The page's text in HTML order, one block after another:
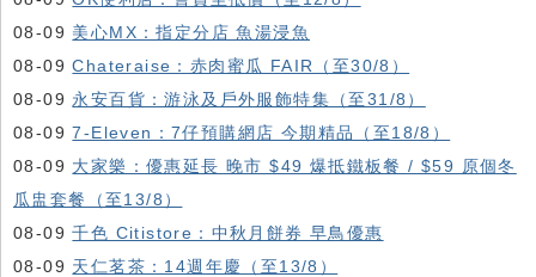
08-09 美心MX：指定分店 魚湯浸魚
08-09Chateraise：赤肉蜜瓜 FAIR（至30/8）
08-09 永安百貨：游泳及戶外服飾特集（至31/8）
08-097-Eleven：7仔預購網店 今期精品（至18/8）
08-09 大家樂：優惠延長 晚市 $49 爆抵鐵板餐 / $59 原個冬
瓜盅套餐（至13/8）
08-09千色 Citistore：中秋月餅券 早鳥優惠
08-09 天仁茗茶：14週年慶（至13/8）